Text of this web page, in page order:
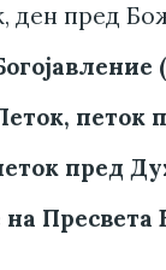
ден пред
петок
пред
на